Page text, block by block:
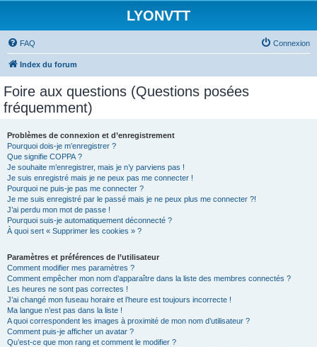
LYONVTT
FAQ Connexion
Index du forum
Foire aux questions (Questions posées
fréquemment)
Problèmes de connexion et d’enregistrement
Pourquoi dois-je m’enregistrer ?
Que signifie COPPA ?
Je souhaite m’enregistrer, mais je n’y parviens pas !
Je suis enregistré mais je ne peux pas me connecter !
Pourquoi ne puis-je pas me connecter ?
Je me suis enregistré par le passé mais je ne peux plus me connecter ?!
J’ai perdu mon mot de passe !
Pourquoi suis-je automatiquement déconnecté ?
À quoi sert « Supprimer les cookies » ?
Paramètres et préférences de l’utilisateur
Comment modifier mes paramètres ?
Comment empêcher mon nom d’apparaître dans la liste des membres connectés ?
Les heures ne sont pas correctes !
J’ai changé mon fuseau horaire et l’heure est toujours incorrecte !
Ma langue n’est pas dans la liste !
A quoi correspondent les images à proximité de mon nom d’utilisateur ?
Comment puis-je afficher un avatar ?
Qu’est-ce que mon rang et comment le modifier ?